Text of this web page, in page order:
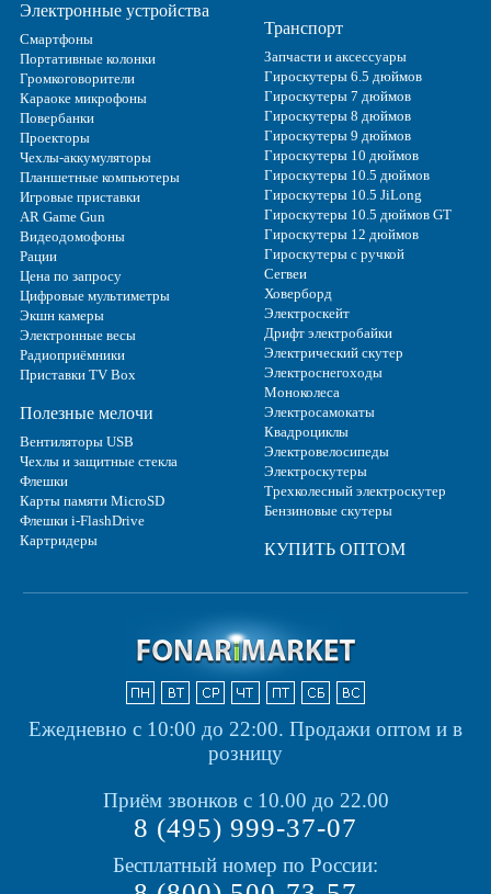
Электронные устройства
Смартфоны
Портативные колонки
Громкоговорители
Караоке микрофоны
Повербанки
Проекторы
Чехлы-аккумуляторы
Планшетные компьютеры
Игровые приставки
AR Game Gun
Видеодомофоны
Рации
Цена по запросу
Цифровые мультиметры
Экшн камеры
Электронные весы
Радиоприёмники
Приставки TV Box
Полезные мелочи
Вентиляторы USB
Чехлы и защитные стекла
Флешки
Карты памяти MicroSD
Флешки i-FlashDrive
Картридеры
Транспорт
Запчасти и аксессуары
Гироскутеры 6.5 дюймов
Гироскутеры 7 дюймов
Гироскутеры 8 дюймов
Гироскутеры 9 дюймов
Гироскутеры 10 дюймов
Гироскутеры 10.5 дюймов
Гироскутеры 10.5 JiLong
Гироскутеры 10.5 дюймов GT
Гироскутеры 12 дюймов
Гироскутеры с ручкой
Сегвеи
Ховерборд
Электроскейт
Дрифт электробайки
Электрический скутер
Электроснегоходы
Моноколеса
Электросамокаты
Квадроциклы
Электровелосипеды
Электроскутеры
Трехколесный электроскутер
Бензиновые скутеры
КУПИТЬ ОПТОМ
Ежедневно с 10:00 до 22:00. Продажи оптом и в
розницу
Приём звонков с 10.00 до 22.00
8 (495) 999-37-07
Бесплатный номер по России: